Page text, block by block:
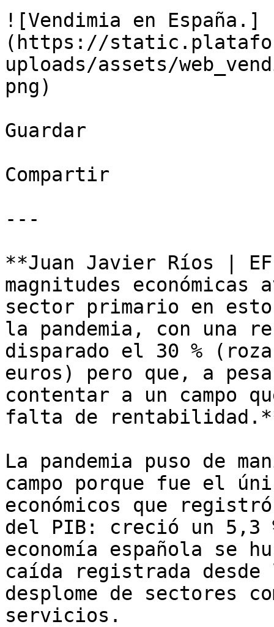
![Vendimia en España.]
(https://
uploads/assets/
png)
Guardar
Compartir
---
**Juan Javier Ríos |
magnitudes
sector primario en
la pandemia, con una
disparado el 30 %
euros) pero que, a
contentar a un campo
falta de
La pandemia puso de
campo porque fue el
económicos que
del PIB: creció un 5,3
economía española se
caída registrada
desplome de sectores
servicios.